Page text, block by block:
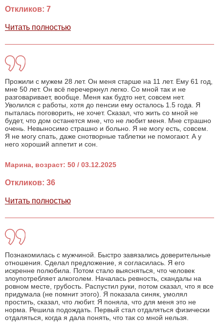
Откликов: 7
Читать полностью
Прожили с мужем 28 лет. Он меня старше на 11 лет. Ему 61 год,
мне 50 лет. Он всё перечеркнул легко. Со мной так и не
разговаривает, вообще. Меня как будто нет, совсем нет.
Уволился с работы, хотя до пенсии ему осталось 1.5 года. Я
пыталась поговорить, не хочет. Сказал, что жить со мной не
будет, что дом останется мне, что не любит меня. Мне страшно
очень. Невыносимо страшно и больно. Я не могу есть, совсем.
Я не могу спать, даже снотворные таблетки не помогают. А у
него хороший аппетит и сон.
Марина, возраст: 50 / 03.12.2025
Откликов: 36
Читать полностью
Познакомилась с мужчиной. Быстро завязались доверительные
отношения. Сделал предложение, я согласилась. Я его
искренне полюбила. Потом стало выясняться, что человек
злоупотребляет алкоголем. Началась ревность, скандалы на
ровном месте, грубость. Распустил руки, потом сказал, что я все
придумала (не помнит этого). Я показала синяк, умолял
простить, сказал, что любит. Я поняла, что для меня это не
норма. Решила подождать. Первый стал отдаляться физически
отдаляться, когда я дала понять, что так со мной нельзя.